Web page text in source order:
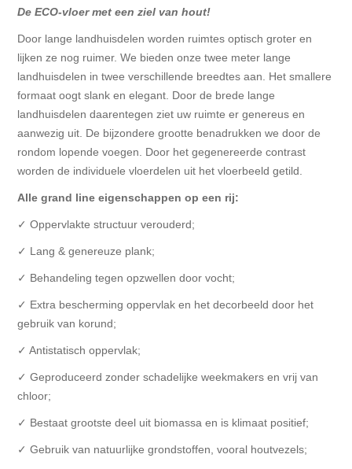
Toebehoren voor gevelbekleding
De ECO-vloer met een ziel van hout!
Door lange landhuisdelen worden ruimtes optisch groter en
lijken ze nog ruimer. We bieden onze twee meter lange
landhuisdelen in twee verschillende breedtes aan. Het smallere
formaat oogt slank en elegant. Door de brede lange
landhuisdelen daarentegen ziet uw ruimte er genereus en
aanwezig uit. De bijzondere grootte benadrukken we door de
rondom lopende voegen. Door het gegenereerde contrast
worden de individuele vloerdelen uit het vloerbeeld getild.
Alle grand line eigenschappen op een rij:
✓ Oppervlakte structuur verouderd;
✓ Lang & genereuze plank;
✓ Behandeling tegen opzwellen door vocht;
✓ Extra bescherming oppervlak en het decorbeeld door het
gebruik van korund;
✓ Antistatisch oppervlak;
✓ Geproduceerd zonder schadelijke weekmakers en vrij van
chloor;
✓ Bestaat grootste deel uit biomassa en is klimaat positief;
✓ Gebruik van natuurlijke grondstoffen, vooral houtvezels;